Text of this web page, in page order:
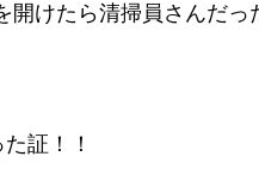
けたら清掃員さんだ
証！！